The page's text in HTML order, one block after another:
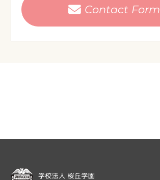
Contact Form